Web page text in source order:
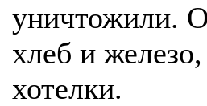
уничтожили.
хлеб и
хотелки.